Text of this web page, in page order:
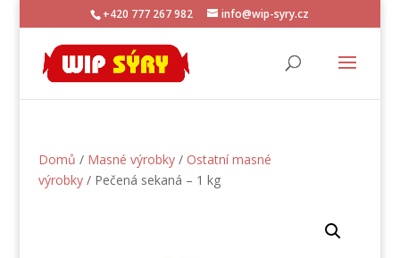
+420 777 267 982 info@wip-syry.cz
Domů / Masné výrobky/ Ostatní masné
výrobky/ Pečená sekaná – 1 kg